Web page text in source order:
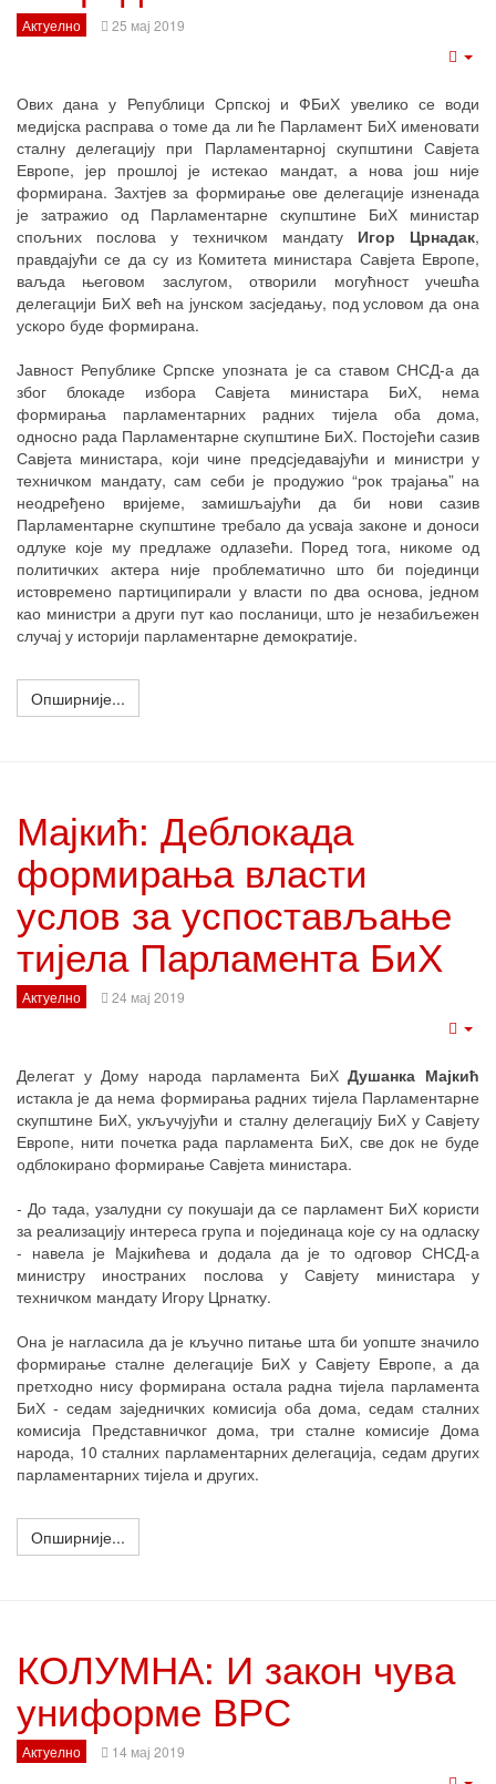
Актуелно 25 мај 2019
Ових дана у Републици Српској и ФБиХ увелико се води
медијска расправа о томе да ли ће Парламент БиХ именовати
сталну делегацију при Парламентарној скупштини Савјета
Европе, јер прошлој је истекао мандат, а нова још није
формирана. Захтјев за формирање ове делегације изненада
је затражио од Парламентарне скупштине БиХ министар
спољних послова у техничком мандату Игор Црнадак,
правдајући се да су из Комитета министара Савјета Европе,
ваљда његовом заслугом, отворили могућност учешћа
делегацији БиХ већ на јунском засједању, под условом да она
ускоро буде формирана.
Јавност Републике Српске упозната је са ставом СНСД-а да
због блокаде избора Савјета министара БиХ, нема
формирања парламентарних радних тијела оба дома,
односно рада Парламентарне скупштине БиХ. Постојећи сазив
Савјета министара, који чине предсједавајући и министри у
техничком мандату, сам себи је продужио “рок трајања” на
неодређено вријеме, замишљајући да би нови сазив
Парламентарне скупштине требало да усваја законе и доноси
одлуке које му предлаже одлазећи. Поред тога, никоме од
политичких актера није проблематично што би појединци
истовремено партиципирали у власти по два основа, једном
као министри а други пут као посланици, што је незабиљежен
случај у историји парламентарне демократије.
Опширније...
Мајкић: Деблокада
формирања власти
услов за успостављање
тијела Парламента БиХ
Актуелно 24 мај 2019
Делегат у Дому народа парламента БиХДушанка Мајкић
истакла је да нема формирања радних тијела Парламентарне
скупштине БиХ, укључујући и сталну делегацију БиХ у Савјету
Европе, нити почетка рада парламента БиХ, све док не буде
одблокирано формирање Савјета министара.
- До тада, узалудни су покушаји да се парламент БиХ користи
за реализацију интереса група и појединаца које су на одласку
- навела је Мајкићева и додала да је то одговор СНСД-а
министру иностраних послова у Савјету министара у
техничком мандату Игору Црнатку.
Она је нагласила да је кључно питање шта би уопште значило
формирање сталне делегације БиХ у Савјету Европе, а да
претходно нису формирана остала радна тијела парламента
БиХ - седам заједничких комисија оба дома, седам сталних
комисија Представничког дома, три сталне комисије Дома
народа, 10 сталних парламентарних делегација, седам других
парламентарних тијела и других.
Опширније...
КОЛУМНА: И закон чува
униформе ВРС
Актуелно 14 мај 2019